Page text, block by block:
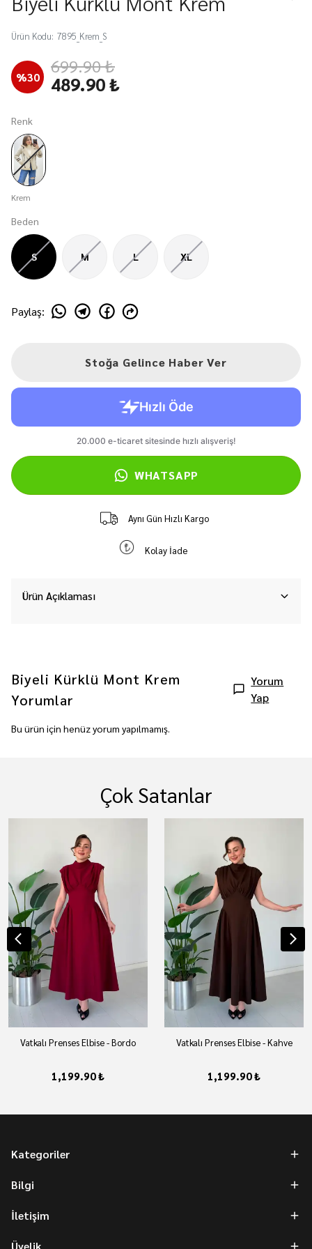
Ürün Kodu: 7895_Krem_S
%30 699.90 ₺
489.90 ₺
Renk
Krem
Beden
S M L XL
Paylaş:
Stoğa Gelince Haber Ver
WHATSAPP
Aynı Gün Hızlı Kargo
Kolay İade
Ürün Açıklaması
Biyeli Kürklü Mont Krem
Yorumlar
Yorum
Yap
Bu ürün için henüz yorum yapılmamış.
Çok Satanlar
Vatkalı Prenses Elbise - Bordo
1,199.90 ₺
Vatkalı Prenses Elbise - Kahve
1,199.90 ₺
Kategoriler
Bilgi
İletişim
Üyelik